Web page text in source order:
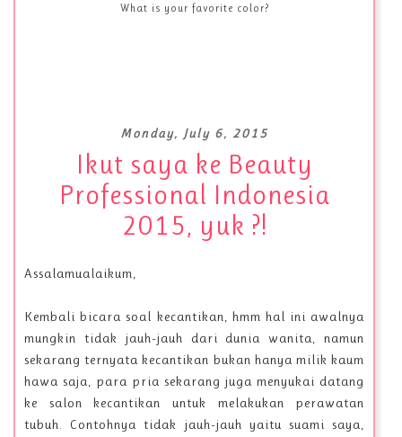
What is your favorite color?
Monday, July 6, 2015
Ikut saya ke Beauty
Professional Indonesia
2015, yuk ?!
Assalamualaikum,
Kembali bicara soal kecantikan, hmm hal ini awalnya
mungkin tidak jauh-jauh dari dunia wanita, namun
sekarang ternyata kecantikan bukan hanya milik kaum
hawa saja, para pria sekarang juga menyukai datang
ke salon kecantikan untuk melakukan perawatan
tubuh. Contohnya tidak jauh-jauh yaitu suami saya,